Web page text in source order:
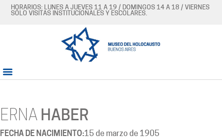
HORARIOS: LUNES A JUEVES 11 A 19 / DOMINGOS 14 A 18 / VIERNES
SÓLO VISITAS INSTITUCIONALES Y ESCOLARES.
ERNA HABER
FECHA DE NACIMIENTO:15 de marzo de 1905